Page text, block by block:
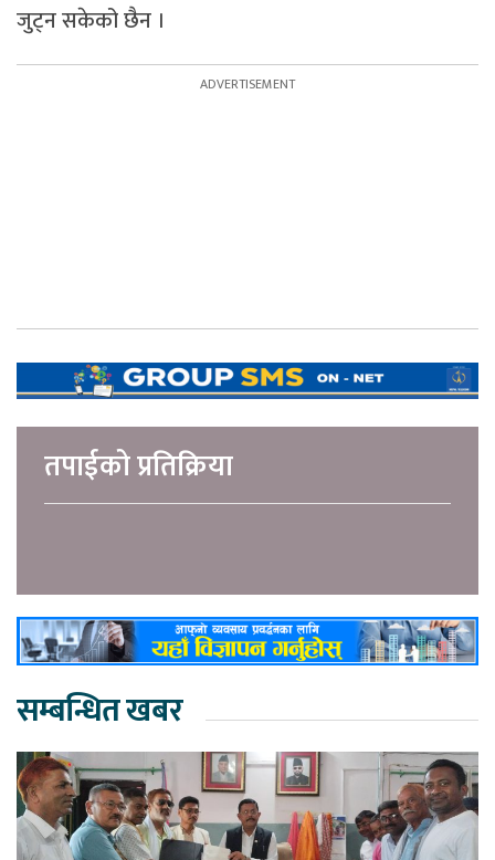
जुट्न सकेको छैन ।
तपाईको प्रतिक्रिया
सम्बन्धित खबर